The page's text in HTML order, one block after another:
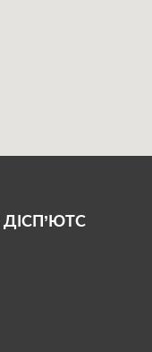
ДІСП’ЮТС